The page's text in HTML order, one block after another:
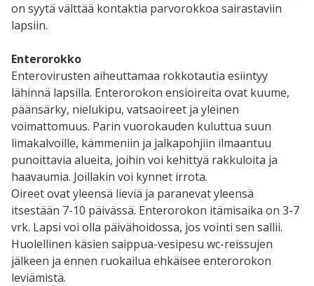
on syytä välttää kontaktia parvorokkoa sairastaviin
lapsiin.
Enterorokko
Enterovirusten aiheuttamaa rokkotautia esiintyy
lähinnä lapsilla. Enterorokon ensioireita ovat kuume,
päänsärky, nielukipu, vatsaoireet ja yleinen
voimattomuus. Parin vuorokauden kuluttua suun
limakalvoille, kämmeniin ja jalkapohjiin ilmaantuu
punoittavia alueita, joihin voi kehittyä rakkuloita ja
haavaumia. Joillakin voi kynnet irrota.
Oireet ovat yleensä lieviä ja paranevat yleensä
itsestään 7-10 päivässä. Enterorokon itämisaika on 3-7
vrk. Lapsi voi olla päivähoidossa, jos vointi sen sallii.
Huolellinen käsien saippua-vesipesu wc-reissujen
jälkeen ja ennen ruokailua ehkäisee enterorokon
leviämistä.